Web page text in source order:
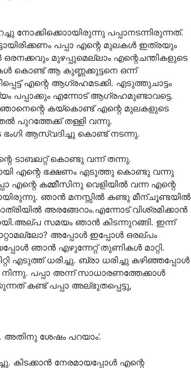
നോക്കിക്കൊായിരുന്നു പപ്പാനടന്നിരുന്നത്.
പപ്പാ എന്റെ മുലകള്‍ ഇത്രയും
മുഴപ്പുമെല്ലാം എന്റെചന്തികളുടെ
കൊണ്ട് ആ കുണ്ണക്കുട്ടനെ ഒന്ന്
എന്റെ ആഗ്രഹമടക്കി. എടുത്തുചാട്ടം
പപ്പാക്കും എന്നോട് ആഗ്രഹമുണ്ടാവട്ടെ.
ഞാനെന്റെ കയ്കൊണ്ട് എന്റെ മുലകളുടെ
പുറത്തേക്ക് തള്ളി വന്നു.
ഭംഗി ആസ്വദിച്ചു കൊണ്ട് നടന്നു.
ടാബലറ്റ് കൊണ്ടു വന്ന് തന്നു.
എന്റെ ഭക്ഷണം എടുത്തു കൊണ്ടു വന്നു
എന്റെ കമ്മീസിനു വെളിയില്‍ വന്ന എന്റെ
ഞാന്‍ മനസ്സില്‍ കണ്ടു മീന്ചൂണ്ടയില്‍
അരങ്ങേറാം.എന്നോട് വിശ്രമിക്കാന്‍
സമയം ഞാന്‍ കിടന്നുറങ്ങി. ഇന്ന്
അപ്പോള്‍ ഇപ്പോള്‍ ഒരല്പം
ഞാന്‍ എഴുന്നേറ്റ് തുണികള്‍ മാറ്റി.
എടുത്ത് ധരിച്ചു. ബ്രാ ധരിച്ചു കഴിഞ്ഞപ്പോള്‍
പപ്പാ അന്ന് സാധാരണത്തേക്കാള്‍
കണ്ട് പപ്പാ അല്ഭുതപ്പെട്ടു,
അതിനു ശേഷം പറയാം’.
കിടക്കാന്‍ നേരമായപ്പോള്‍ എന്റെ